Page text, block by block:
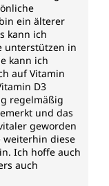
Ermüdung
ein älterer
kann ich
unterstützen in
kann ich
auf Vitamin
D3
regelmäßig
und das
geworden
weiterhin diese
Ich hoffe auch
auch